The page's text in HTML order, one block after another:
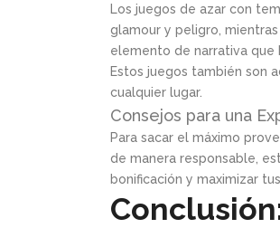
Los juegos de azar con
glamour y peligro,
elemento de narrativa que
Estos juegos también son
cualquier lugar.
Consejos para una
Para sacar el máximo
de manera responsable,
bonificación y maximizar